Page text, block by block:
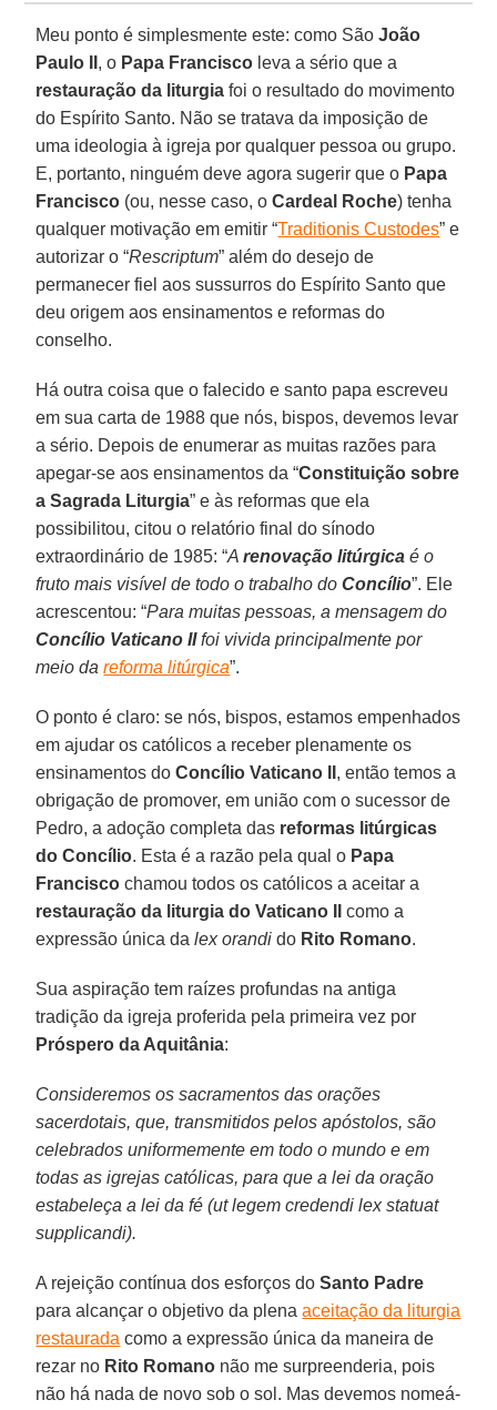
Meu ponto é simplesmente este: como SãoJoão
Paulo II , o Papa Francisco leva a sério que a
restauração da liturgia foi o resultado do movimento
do Espírito Santo. Não se tratava da imposição de
uma ideologia à igreja por qualquer pessoa ou grupo.
E, portanto, ninguém deve agora sugerir que o Papa
Francisco (ou, nesse caso, oCardeal Roche) tenha
qualquer motivação em emitir “Traditionis Custodes” e
autorizar o “Rescriptum” além do desejo de
permanecer fiel aos sussurros do Espírito Santo que
deu origem aos ensinamentos e reformas do
conselho.
Há outra coisa que o falecido e santo papa escreveu
em sua carta de 1988 que nós, bispos, devemos levar
a sério. Depois de enumerar as muitas razões para
apegar-se aos ensinamentos da “Constituição sobre
a Sagrada Liturgia” e às reformas que ela
possibilitou, citou o relatório final do sínodo
extraordinário de 1985: “Arenovação litúrgica é o
fruto mais visível de todo o trabalho doConcílio”. Ele
acrescentou: “Para muitas pessoas, a mensagem do
Concílio Vaticano IIfoi vivida principalmente por
meio dareforma litúrgica”.
O ponto é claro: se nós, bispos, estamos empenhados
em ajudar os católicos a receber plenamente os
ensinamentos doConcílio Vaticano II , então temos a
obrigação de promover, em união com o sucessor de
Pedro, a adoção completa das reformas litúrgicas
do Concílio. Esta é a razão pela qual o Papa
Francisco chamou todos os católicos a aceitar a
restauração da liturgia do Vaticano II
como a
expressão única dalex orandi do Rito Romano.
Sua aspiração tem raízes profundas na antiga
tradição da igreja proferida pela primeira vez por
Próspero da Aquitânia:
Consideremos os sacramentos das orações
sacerdotais, que, transmitidos pelos apóstolos, são
celebrados uniformemente em todo o mundo e em
todas as igrejas católicas, para que a lei da oração
estabeleça a lei da fé (ut legem credendi lex statuat
supplicandi).
A rejeição contínua dos esforços doSanto Padre
para alcançar o objetivo da plenaaceitação da liturgia
restaurada como a expressão única da maneira de
rezar no Rito Romano não me surpreenderia, pois
não há nada de novo sob o sol. Mas devemos nomeá-